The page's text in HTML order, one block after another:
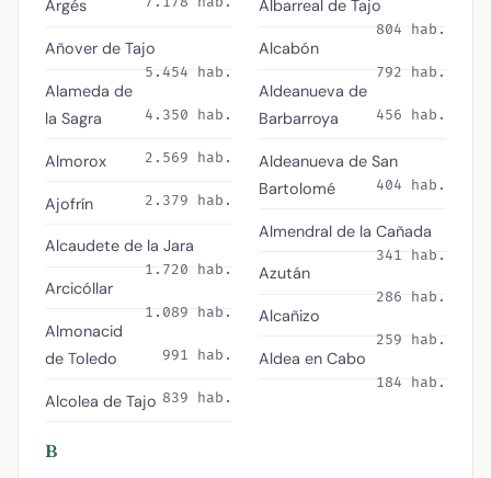
Argés
Añover de Tajo
5.454 hab.
Alameda de
la Sagra
4.350 hab.
Almorox 2.569 hab.
Ajofrín 2.379 hab.
Alcaudete de la Jara
1.720 hab.
Arcicóllar
1.089 hab.
Almonacid
de Toledo
991 hab.
Alcolea de Tajo 839 hab.
Albarreal de Tajo
804 hab.
Alcabón
792 hab.
Aldeanueva de
Barbarroya
456 hab.
Aldeanueva de San
Bartolomé
404 hab.
Almendral de la Cañada
341 hab.
Azután
286 hab.
Alcañizo
259 hab.
Aldea en Cabo
184 hab.
B